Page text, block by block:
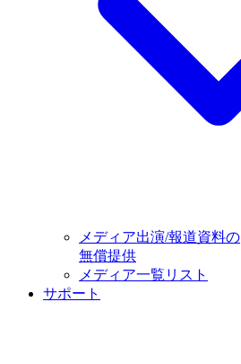
メディア出演/報道資料の
無償提供
メディア一覧リスト
サポート